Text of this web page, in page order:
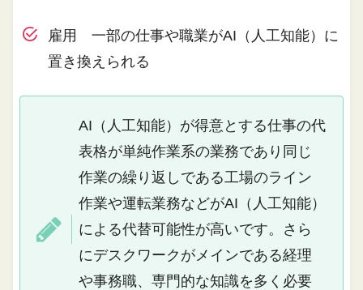
雇用 一部の仕事や職業がAI（人工知能）に
置き換えられる
AI（人工知能）が得意とする仕事の代
表格が単純作業系の業務であり同じ
作業の繰り返しである工場のライン
作業や運転業務などがAI（人工知能）
による代替可能性が高いです。さら
にデスクワークがメインである経理
や事務職、専門的な知識を多く必要